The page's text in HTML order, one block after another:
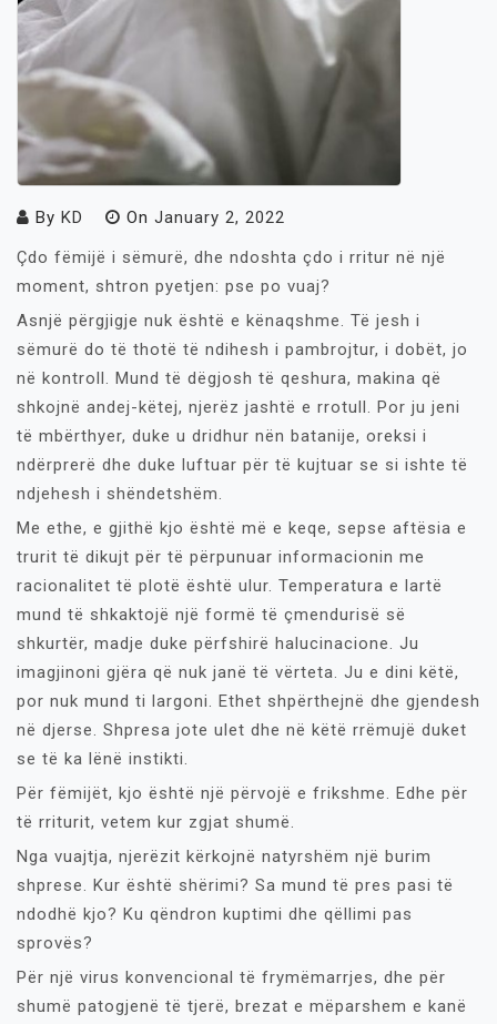
By KD On January 2, 2022
Çdo fëmijë i sëmurë, dhe ndoshta çdo i rritur në një
moment, shtron pyetjen: pse po vuaj?
Asnjë përgjigje nuk është e kënaqshme. Të jesh i
sëmurë do të thotë të ndihesh i pambrojtur, i dobët, jo
në kontroll. Mund të dëgjosh të qeshura, makina që
shkojnë andej-këtej, njerëz jashtë e rrotull. Por ju jeni
të mbërthyer, duke u dridhur nën batanije, oreksi i
ndërprerë dhe duke luftuar për të kujtuar se si ishte të
ndjehesh i shëndetshëm.
Me ethe, e gjithë kjo është më e keqe, sepse aftësia e
trurit të dikujt për të përpunuar informacionin me
racionalitet të plotë është ulur. Temperatura e lartë
mund të shkaktojë një formë të çmendurisë së
shkurtër, madje duke përfshirë halucinacione. Ju
imagjinoni gjëra që nuk janë të vërteta. Ju e dini këtë,
por nuk mund ti largoni. Ethet shpërthejnë dhe gjendesh
në djerse. Shpresa jote ulet dhe në këtë rrëmujë duket
se të ka lënë instikti.
Për fëmijët, kjo është një përvojë e frikshme. Edhe për
të rriturit, vetem kur zgjat shumë.
Nga vuajtja, njerëzit kërkojnë natyrshëm një burim
shprese. Kur është shërimi? Sa mund të pres pasi të
ndodhë kjo? Ku qëndron kuptimi dhe qëllimi pas
sprovës?
Për një virus konvencional të frymëmarrjes, dhe për
shumë patogjenë të tjerë, brezat e mëparshem e kanë